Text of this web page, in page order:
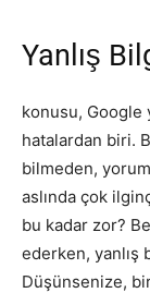
Yanlış
konusu, Google
hatalardan biri.
bilmeden,
aslında çok
bu kadar zor?
ederken, yanlış
Düşünsenize,